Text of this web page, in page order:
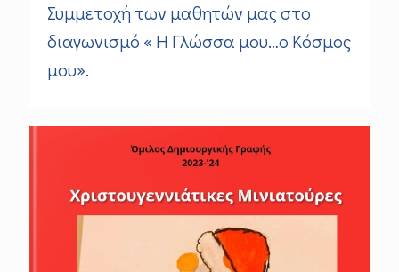
Συμμετοχή των μαθητών μας στο
διαγωνισμό « Η Γλώσσα μου…ο Κόσμος
μου».